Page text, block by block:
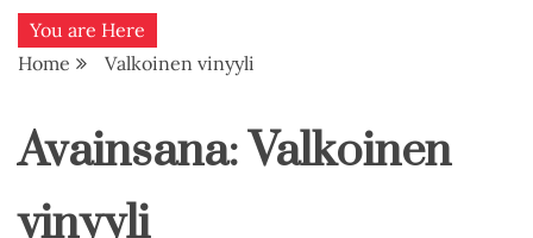
You are Here
Home
Valkoinen vinyyli
Avainsana:Valkoinen
vinyyli